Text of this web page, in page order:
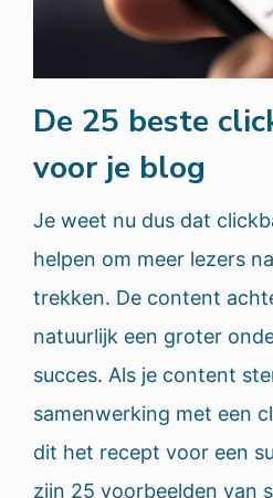
De 25 beste
voor je blog
Je weet nu dus dat
helpen om meer lezers
trekken. De content
natuurlijk een groter
succes. Als je content
samenwerking met een
dit het recept voor een
zijn 25 voorbeelden van